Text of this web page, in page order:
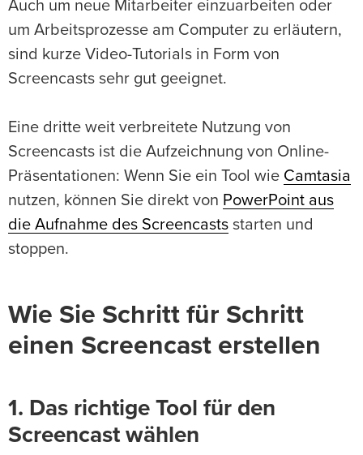
Auch um neue Mitarbeiter einzuarbeiten oder
um Arbeitsprozesse am Computer zu erläutern,
sind kurze Video-Tutorials in Form von
Screencasts sehr gut geeignet.
Eine dritte weit verbreitete Nutzung von
Screencasts ist die Aufzeichnung von Online-
Präsentationen: Wenn Sie ein Tool wie Camtasia
nutzen, können Sie direkt von PowerPoint aus
die Aufnahme des Screencasts starten und
stoppen.
Wie Sie Schritt für Schritt
einen Screencast erstellen
1. Das richtige Tool für den
Screencast wählen